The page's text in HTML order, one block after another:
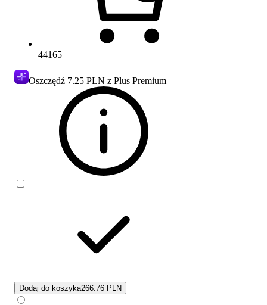
44165
Oszczędź 7.25 PLN z Plus Premium
Dodaj do koszyka266.76 PLN